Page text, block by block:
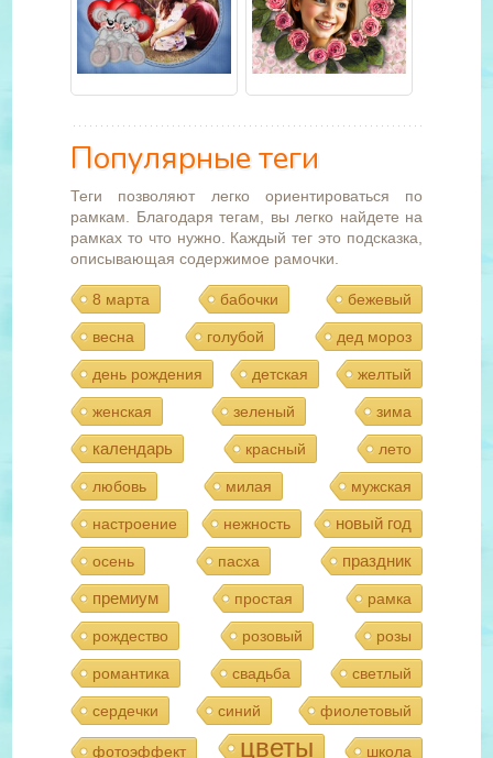
Популярные теги
Теги позволяют легко ориентироваться по
рамкам. Благодаря тегам, вы легко найдете на
рамках то что нужно. Каждый тег это подсказка,
описывающая содержимое рамочки.
8 марта бабочки бежевый
весна голубой дед мороз
день рождения детская желтый
женская зеленый зима
календарь красный лето
любовь милая мужская
настроение нежность новый год
осень пасха
праздник
премиум
простая рамка
рождество розовый розы
романтика свадьба светлый
сердечки синий фиолетовый
фотоэффект цветы школа